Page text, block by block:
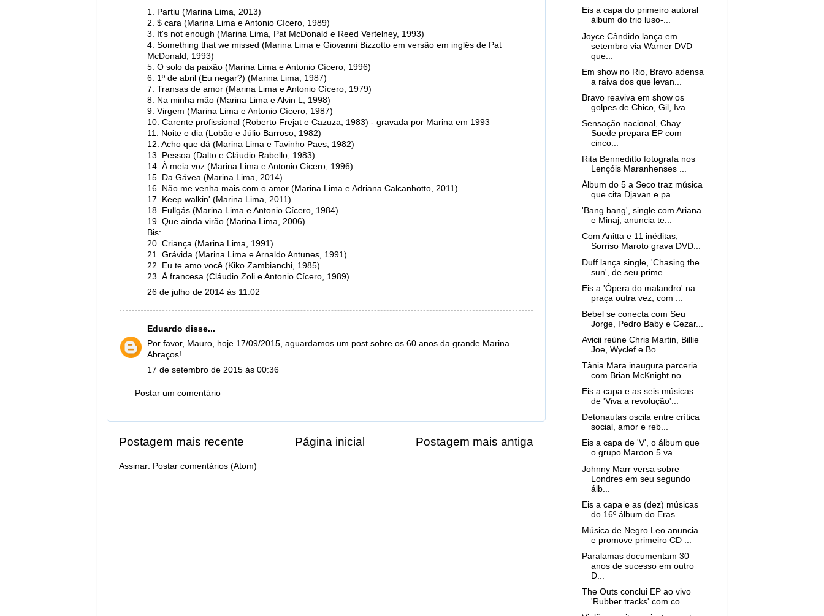
1. Partiu (Marina Lima, 2013)
2. $ cara (Marina Lima e Antonio Cícero, 1989)
3. It's not enough (Marina Lima, Pat McDonald e Reed Vertelney, 1993)
4. Something that we missed (Marina Lima e Giovanni Bizzotto em versão em inglês de Pat
McDonald, 1993)
5. O solo da paixão (Marina Lima e Antonio Cícero, 1996)
6. 1º de abril (Eu negar?) (Marina Lima, 1987)
7. Transas de amor (Marina Lima e Antonio Cícero, 1979)
8. Na minha mão (Marina Lima e Alvin L, 1998)
9. Virgem (Marina Lima e Antonio Cícero, 1987)
10. Carente profissional (Roberto Frejat e Cazuza, 1983) - gravada por Marina em 1993
11. Noite e dia (Lobão e Júlio Barroso, 1982)
12. Acho que dá (Marina Lima e Tavinho Paes, 1982)
13. Pessoa (Dalto e Cláudio Rabello, 1983)
14. À meia voz (Marina Lima e Antonio Cícero, 1996)
15. Da Gávea (Marina Lima, 2014)
16. Não me venha mais com o amor (Marina Lima e Adriana Calcanhotto, 2011)
17. Keep walkin' (Marina Lima, 2011)
18. Fullgás (Marina Lima e Antonio Cícero, 1984)
19. Que ainda virão (Marina Lima, 2006)
Bis:
20. Criança (Marina Lima, 1991)
21. Grávida (Marina Lima e Arnaldo Antunes, 1991)
22. Eu te amo você (Kiko Zambianchi, 1985)
23. À francesa (Cláudio Zoli e Antonio Cícero, 1989)
26 de julho de 2014 às 11:02
Eduardo disse...
Por favor, Mauro, hoje 17/09/2015, aguardamos um post sobre os 60 anos da grande Marina.
Abraços!
17 de setembro de 2015 às 00:36
Postar um comentário
Postagem mais recente Postagem mais antiga
Página inicial
Assinar: Postar comentários (Atom)
Eis a capa do primeiro autoral
álbum do trio luso-...
Joyce Cândido lança em
setembro via Warner DVD
que...
Em show no Rio, Bravo adensa
a raiva dos que levan...
Bravo reaviva em show os
golpes de Chico, Gil, Iva...
Sensação nacional, Chay
Suede prepara EP com
cinco...
Rita Benneditto fotografa nos
Lençóis Maranhenses ...
Álbum do 5 a Seco traz música
que cita Djavan e pa...
'Bang bang', single com Ariana
e Minaj, anuncia te...
Com Anitta e 11 inéditas,
Sorriso Maroto grava DVD...
Duff lança single, 'Chasing the
sun', de seu prime...
Eis a 'Ópera do malandro' na
praça outra vez, com ...
Bebel se conecta com Seu
Jorge, Pedro Baby e Cezar...
Avicii reúne Chris Martin, Billie
Joe, Wyclef e Bo...
Tânia Mara inaugura parceria
com Brian McKnight no...
Eis a capa e as seis músicas
de 'Viva a revolução'...
Detonautas oscila entre crítica
social, amor e reb...
Eis a capa de 'V', o álbum que
o grupo Maroon 5 va...
Johnny Marr versa sobre
Londres em seu segundo
álb...
Eis a capa e as (dez) músicas
do 16º álbum do Eras...
Música de Negro Leo anuncia
e promove primeiro CD ...
Paralamas documentam 30
anos de sucesso em outro
D...
The Outs conclui EP ao vivo
'Rubber tracks' com co...